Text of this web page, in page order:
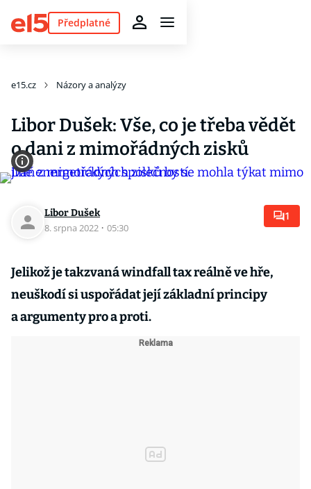
Předplatné
e15.cz Názory a analýzy
Libor Dušek: Vše, co je třeba vědět
o dani z mimořádných zisků
Libor Dušek
8. srpna 2022 · 05:30
1
Jelikož je takzvaná windfall tax reálně ve hře,
neuškodí si uspořádat její základní principy
a argumenty pro a proti.